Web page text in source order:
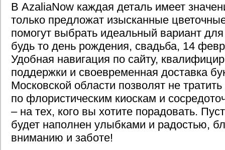
В AzaliaNow каждая деталь имеет
только предложат изысканные
помогут выбрать идеальный вариант
будь то день рождения, свадьба, 14
Удобная навигация по сайту,
поддержки и своевременная доставка
Московской области позволят не
по флористическим киоскам и
– на тех, кого вы хотите порадовать.
будет наполнен улыбками и радостью,
вниманию и заботе!